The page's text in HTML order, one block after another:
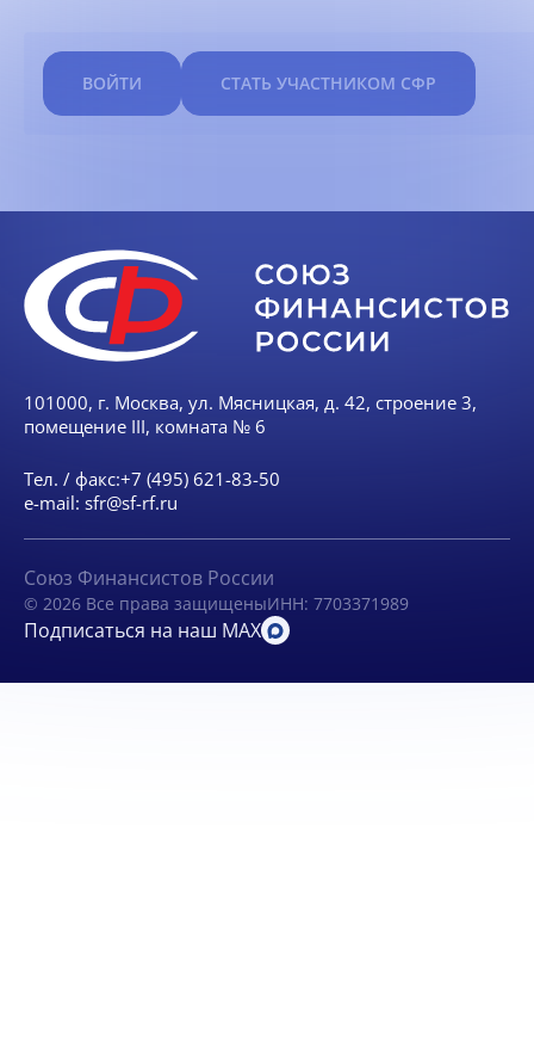
ВОЙТИ СТАТЬ УЧАСТНИКОМ СФР
101000, г. Москва, ул. Мясницкая, д. 42, строение 3,
помещение III, комната № 6
Тел. / факс:+7 (495) 621-83-50
e-mail: sfr@sf-rf.ru
Союз Финансистов России
© 2026 Все права защищеныИНН: 7703371989
Подписаться на наш MAX